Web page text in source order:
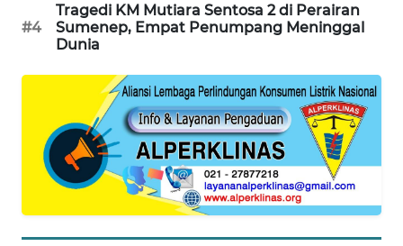
#4
Tragedi KM Mutiara Sentosa 2 di Perairan
Sumenep, Empat Penumpang Meninggal
Dunia
MKLI
KOPEKLIN
KONSUMEN